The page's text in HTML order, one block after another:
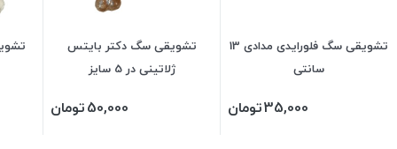
تشویقی سگ فلورایدی مدادی 13
سانتی
35,000تومان
تشویقی سگ دکتر بایتس
ژلاتینی در 5 سایز
50,000تومان